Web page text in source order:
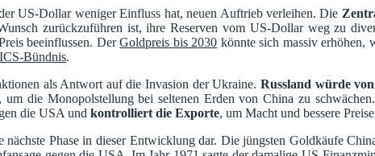
US-Dollar weniger Einfluss hat, neuen Auftrieb verleihen. Die
zurückzuführen ist, ihre Reserven vom US-Dollar weg zu
beeinflussen. DerGoldpreis bis 2030 könnte sich massiv erhöhen,
Bündnis.
als Antwort auf die Invasion der Ukraine. Russland würde
die Monopolstellung bei seltenen Erden von China zu
die USA und kontrolliert die Exporte, um Macht und bessere
Phase in dieser Entwicklung dar. Die jüngsten Goldkäufe